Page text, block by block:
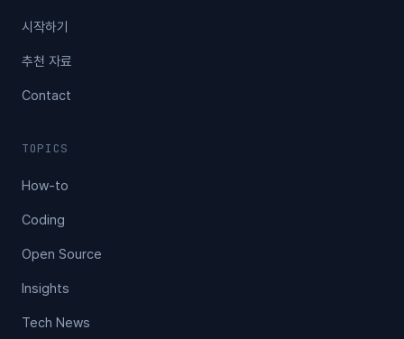
시작하기
추천 자료
Contact
TOPICS
How-to
Coding
Open Source
Insights
Tech News